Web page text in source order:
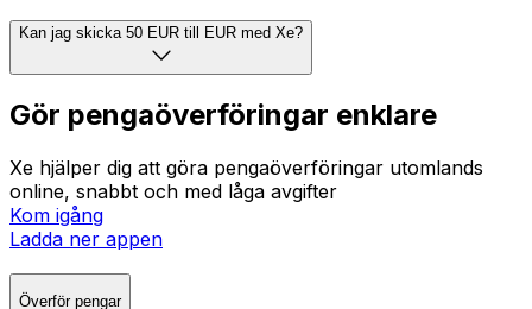
Kan jag skicka 50 EUR till EUR med Xe?
Gör pengaöverföringar enklare
Xe hjälper dig att göra pengaöverföringar utomlands
online, snabbt och med låga avgifter
Kom igång
Ladda ner appen
Överför pengar